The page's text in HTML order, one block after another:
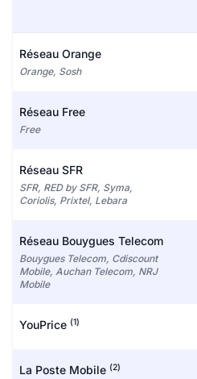
Réseau Orange
Orange, Sosh
Réseau Free
Free
Réseau SFR
SFR, RED by SFR, Syma,
Coriolis, Prixtel, Lebara
Réseau Bouygues Telecom
Bouygues Telecom, Cdiscount
Mobile, Auchan Telecom, NRJ
Mobile
YouPrice (1)
La Poste Mobile (2)